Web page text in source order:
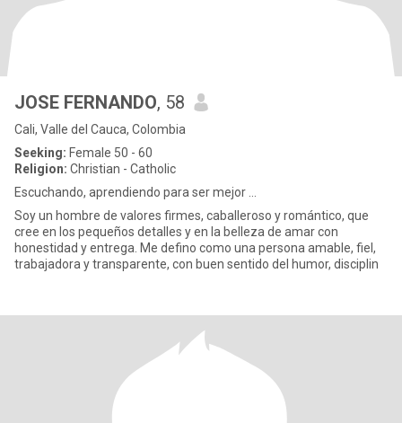
JOSE FERNANDO, 58
Cali, Valle del Cauca, Colombia
Seeking: Female 50 - 60
Religion: Christian - Catholic
Escuchando, aprendiendo para ser mejor ...
Soy un hombre de valores firmes, caballeroso y romántico, que
cree en los pequeños detalles y en la belleza de amar con
honestidad y entrega. Me defino como una persona amable, fiel,
trabajadora y transparente, con buen sentido del humor, disciplin